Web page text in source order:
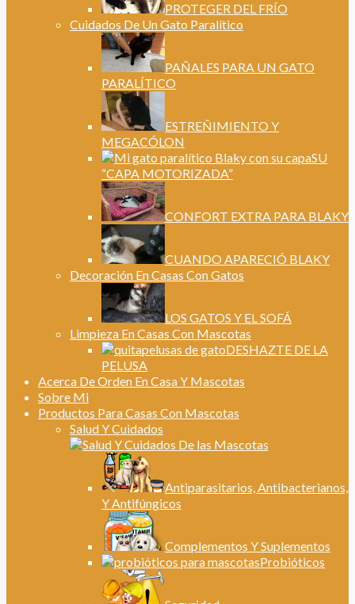
PROTEGER DEL FRÍO
Cuidados De Un Gato Paralítico
PAÑALES PARA UN GATO
PARALÍTICO
ESTREÑIMIENTO Y
MEGACÓLON
SU
“CAPA MOTORIZADA”
CONFORT EXTRA PARA BLAKY
CUANDO APARECIÓ BLAKY
Decoración En Casas Con Gatos
LOS GATOS Y EL SOFÁ
Limpieza En Casas Con Mascotas
DESHAZTE DE LA
PELUSA
Acerca De Orden En Casa Y Mascotas
Sobre Mi
Productos Para Casas Con Mascotas
Salud Y Cuidados
Antiparasitarios, Antibacterianos,
Y Antifúngicos
Complementos Y Suplementos
Probióticos